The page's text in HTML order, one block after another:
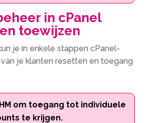
in cPanel
toewijzen
je in enkele stappen cPanel-
je klanten resetten en toegang
om toegang tot individuele
te krijgen.